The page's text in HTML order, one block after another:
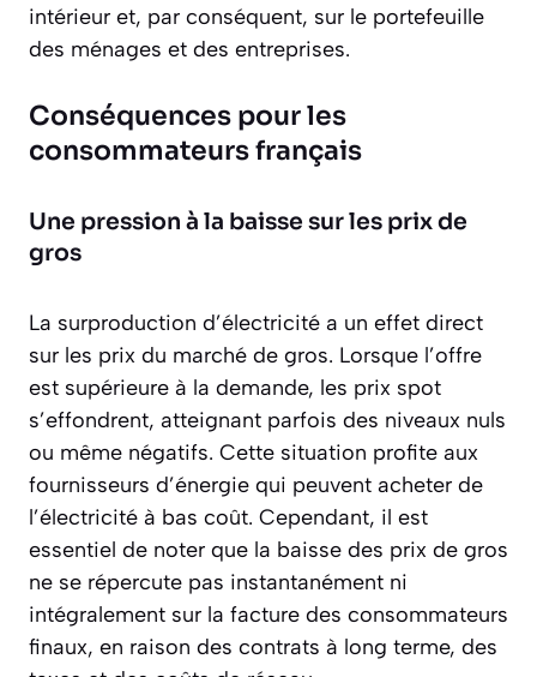
intérieur et, par conséquent, sur le portefeuille
des ménages et des entreprises.
Conséquences pour les
consommateurs français
Une pression à la baisse sur les prix de
gros
La surproduction d’électricité a un effet direct
sur les prix du marché de gros. Lorsque l’offre
est supérieure à la demande, les prix spot
s’effondrent, atteignant parfois des niveaux nuls
ou même négatifs. Cette situation profite aux
fournisseurs d’énergie qui peuvent acheter de
l’électricité à bas coût. Cependant, il est
essentiel de noter que la baisse des prix de gros
ne se répercute pas instantanément ni
intégralement sur la facture des consommateurs
finaux, en raison des contrats à long terme, des